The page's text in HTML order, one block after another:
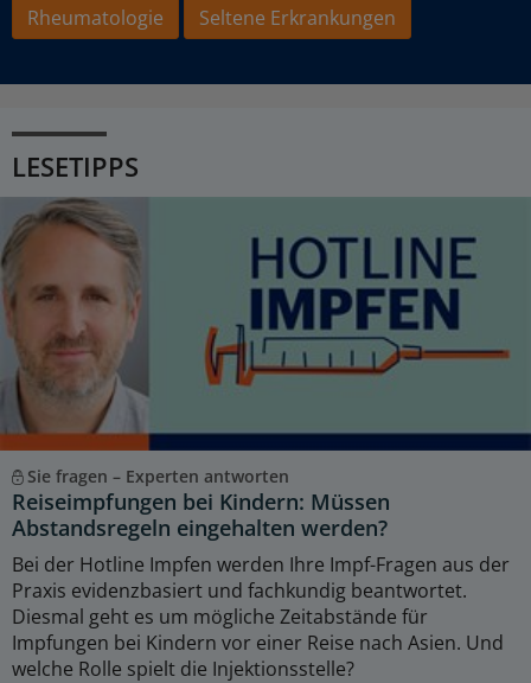
Rheumatologie
Seltene Erkrankungen
LESETIPPS
Sie fragen – Experten antworten
Reiseimpfungen bei Kindern: Müssen
Abstandsregeln eingehalten werden?
Bei der Hotline Impfen werden Ihre Impf-Fragen aus der
Praxis evidenzbasiert und fachkundig beantwortet.
Diesmal geht es um mögliche Zeitabstände für
Impfungen bei Kindern vor einer Reise nach Asien. Und
welche Rolle spielt die Injektionsstelle?